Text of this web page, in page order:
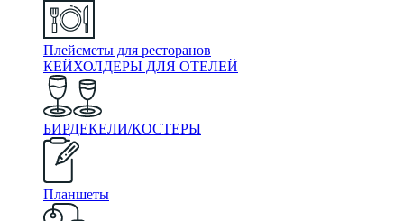
Плейсметы для ресторанов
КЕЙХОЛДЕРЫ ДЛЯ ОТЕЛЕЙ
БИРДЕКЕЛИ/КОСТЕРЫ
Планшеты